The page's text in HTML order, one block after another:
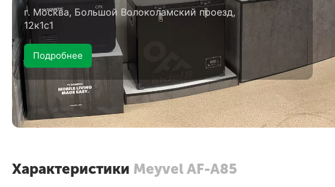
г. Москва, Большой Волоколамский проезд,
12к1с1
Подробнее
Характеристики Meyvel AF-A85